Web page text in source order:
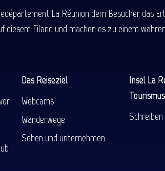
La Réunion dem Besucher das
diesem Eiland und machen es zu einem
Das Reiseziel
Webcams
Wanderwege
Sehen und unternehmen
Insel La